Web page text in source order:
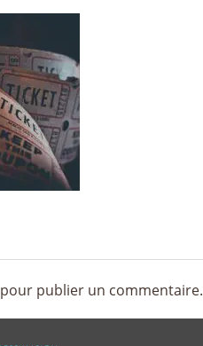
pour publier un commentaire.